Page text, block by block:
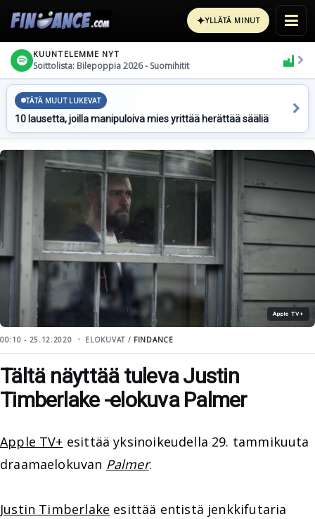
✦YLLÄTÄ MINUT
KUUNTELEMME NYT
Soittolista: Bilepoppia 2026 - Suomihitit
TÄTÄ MUUT LUKEVAT
10 lausetta, joilla manipuloiva mies yrittää herättää sääliä
Apple TV+
00:10 - 25.12.2020 ELOKUVAT / FINDANCE
Tältä näyttää tuleva Justin
Timberlake -elokuva Palmer
Apple TV+ esittää yksinoikeudella 29. tammikuuta
draamaelokuvan Palmer.
Justin Timberlake esittää entistä jenkkifutaria